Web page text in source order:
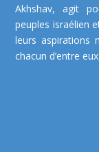
Akhshav, agit
peuples israélien
leurs aspirations
chacun d’entre